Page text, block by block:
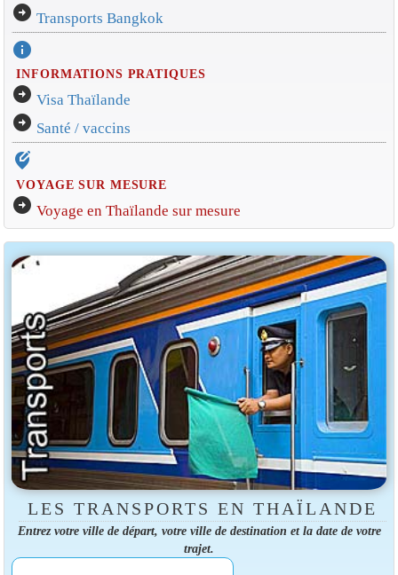
arrow_circle_right Transports Bangkok
info
INFORMATIONS PRATIQUES
arrow_circle_right Visa Thaïlande
arrow_circle_right Santé / vaccins
edit_location_alt
VOYAGE SUR MESURE
arrow_circle_right Voyage en Thaïlande sur mesure
LES TRANSPORTS EN THAÏLANDE
Entrez votre ville de départ, votre ville de destination et la date de votre
trajet.